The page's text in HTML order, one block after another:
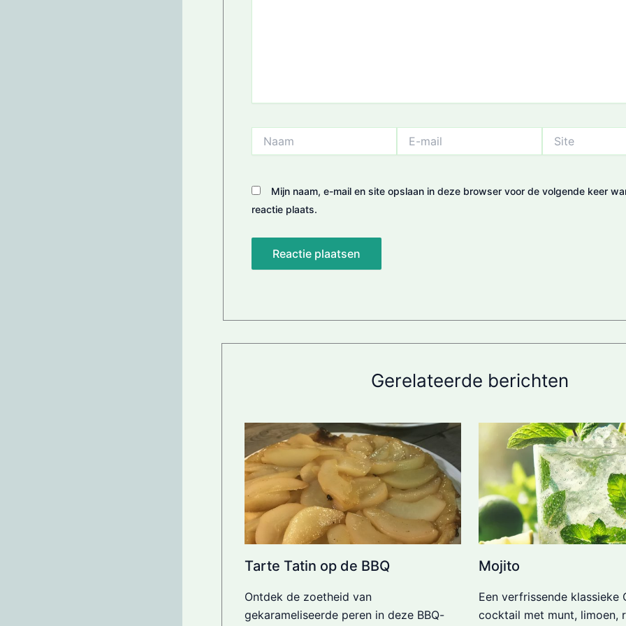
mail
Mijn naam, e-mail en site opslaan in deze browser voor de volgende keer
reactie plaats.
Gerelateerde berichten
Tarte Tatin op de BBQ
Ontdek de zoetheid van
gekarameliseerde peren in deze BBQ-
Mojito
Een verfrissende klassieke
cocktail met munt, limoen,